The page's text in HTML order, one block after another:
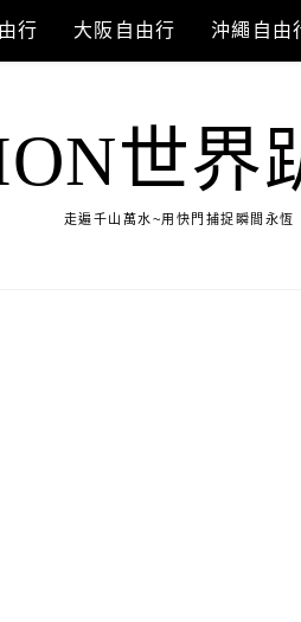
行 大阪自由行 沖繩自由
世界
走遍千山萬水~用快門捕捉瞬間永恆